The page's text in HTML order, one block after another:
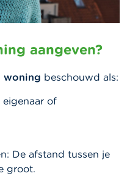
aangeven?
woning beschouwd als:
of
De afstand tussen je
groot.